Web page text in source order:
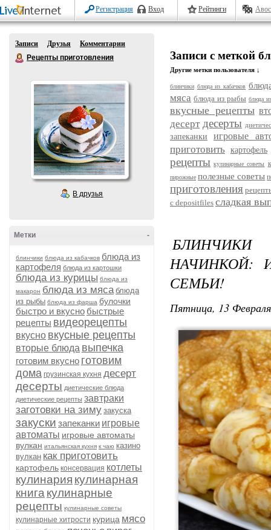
Регистрация Вход Рейтинги
Записи Друзья
Комментарии
Рецепты приготовления
В друзья
-
Метки
блинчики блюда из кабачков блюда из
картофеля блюда из картошки
блюда из курицы блюда из
макарон блюда из мяса блюда
из рыбы блюда из фарша булочки
быстро и вкусно быстрые
рецепты видеорецепты
вкусно вкусные рецепты
вторые блюда выпечка
готовим вкусно готовим
дома грузинская кухня десерт
десерты диетические блюда
диетические рецепты завтраки
заготовки на зиму закуска
закуски запеканки игровые
автоматы игровые автоматы
вулкан итальянская кухня к чаю казино
вулкан как приготовить
картофель консервация котлеты
кулинария кулинарная
книга кулинарные
рецепты кулинарные советы
кулинарные хитрости курица мясо
Записи с меткой
Другие метки пользователя ↓
блинчики блюда из кабачков
мяса блюда из рыбы блюда
вкусные рецепты
десерт десерты
запеканки игровые
приготовить картофель
рецепты кулинарные советы
пирожные полезные советы
приготовления
с depositfiles сладкая
НАЧИНКОЙ:
СЕМЬИ!
Пятница, 13